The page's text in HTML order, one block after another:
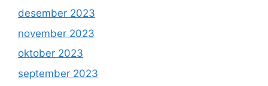
desember 2023
november 2023
oktober 2023
september 2023